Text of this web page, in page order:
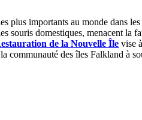
plus importants au monde dans
souris domestiques, menacent la
de la Nouvelle Île vise à
communauté des îles Falkland à